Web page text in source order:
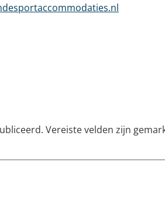
Vereiste velden zijn